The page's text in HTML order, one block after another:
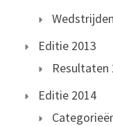
Editie 2013
Resultaten
Editie 2014